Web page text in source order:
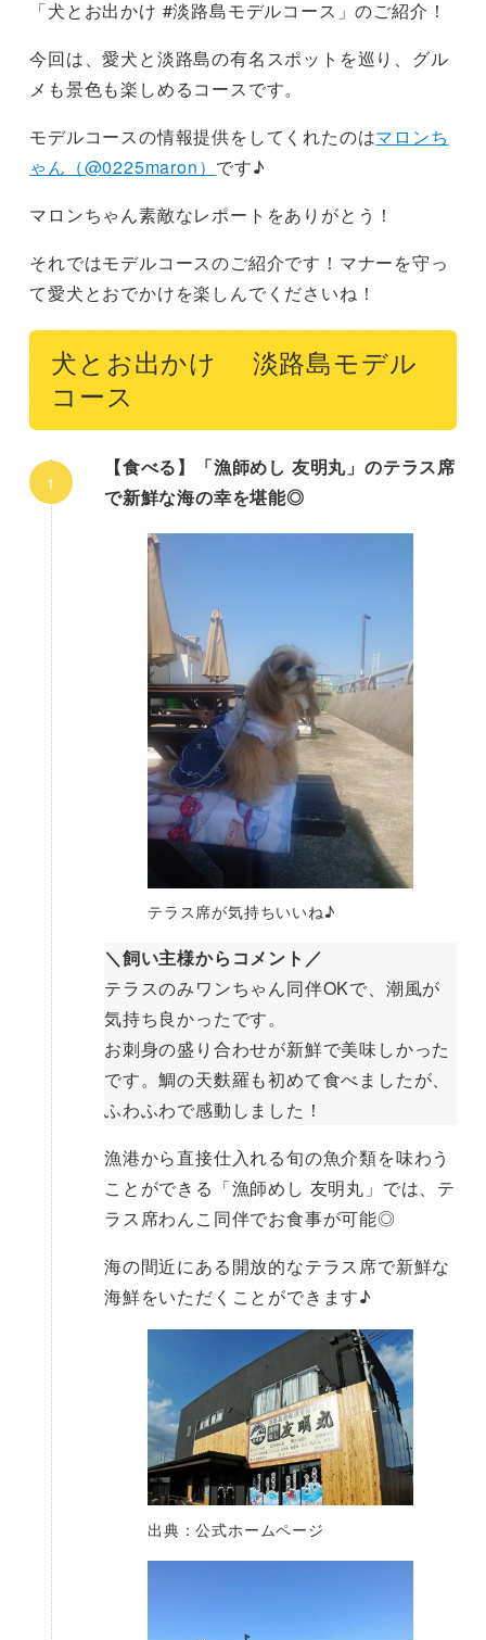
「犬とお出かけ #淡路島モデルコース」のご紹介！
今回は、愛犬と淡路島の有名スポットを巡り、グル
メも景色も楽しめるコースです。
モデルコースの情報提供をしてくれたのはマロンち
ゃん（@0225maron） です♪
マロンちゃん素敵なレポートをありがとう！
それではモデルコースのご紹介です！マナーを守っ
て愛犬とおでかけを楽しんでくださいね！
犬とお出かけ 淡路島モデル
コース
【食べる】「漁師めし 友明丸」のテラス席
で新鮮な海の幸を堪能◎
テラス席が気持ちいいね♪
＼飼い主様からコメント／
テラスのみワンちゃん同伴OKで、潮風が
気持ち良かったです。
お刺身の盛り合わせが新鮮で美味しかった
です。鯛の天麩羅も初めて食べましたが、
ふわふわで感動しました！
漁港から直接仕入れる旬の魚介類を味わう
ことができる「漁師めし 友明丸」では、テ
ラス席わんこ同伴でお食事が可能◎
海の間近にある開放的なテラス席で新鮮な
海鮮をいただくことができます♪
出典：公式ホームページ